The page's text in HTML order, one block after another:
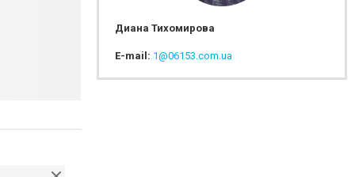
Диана Тихомирова
E-mail: 1@06153.com.ua